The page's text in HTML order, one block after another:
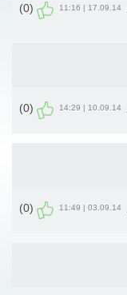
17.09.14 | 11:16
(0)
10.09.14 | 14:29
(0)
03.09.14 | 11:49
(0)